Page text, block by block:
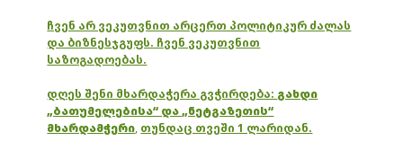
ჩვენ არ ვეკუთვნით არცერთ პოლიტიკურ ძალას
და ბიზნესჯგუფს. ჩვენ ვეკუთვნით
საზოგადოებას.
დღეს შენი მხარდაჭერა გვჭირდება: გახდი
„ბათუმელებისა“ და „ნეტგაზეთის“
მხარდამჭერი, თუნდაც თვეში 1 ლარიდან.